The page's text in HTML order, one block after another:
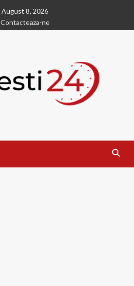
August 8, 2026
Contacteaza-ne